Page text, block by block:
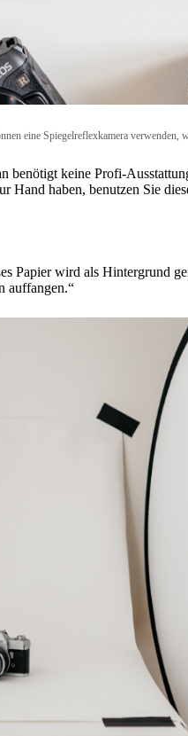
eine Spiegelreflexkamera verwenden,
keine Profi-
Hand haben, benutzen Sie
Papier wird als
auffangen.“